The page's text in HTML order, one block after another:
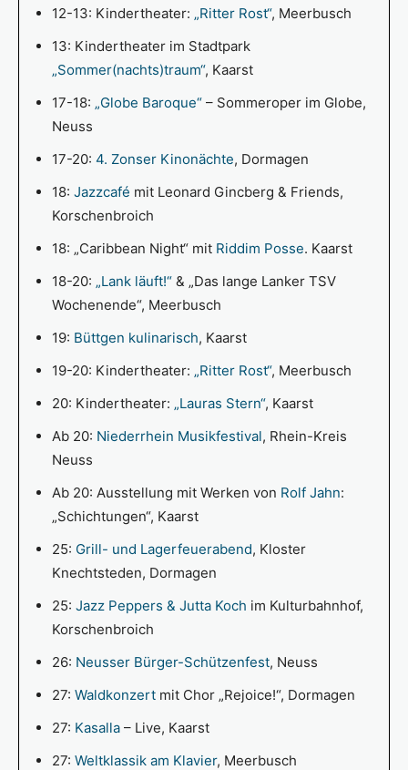
12-13: Kindertheater: „Ritter Rost“, Meerbusch
13: Kindertheater im Stadtpark
„Sommer(nachts)traum“, Kaarst
17-18: „Globe Baroque“ – Sommeroper im Globe,
Neuss
17-20: 4. Zonser Kinonächte, Dormagen
18: Jazzcafé mit Leonard Gincberg & Friends,
Korschenbroich
18: „Caribbean Night“ mit Riddim Posse. Kaarst
18-20: „Lank läuft!“ & „Das lange Lanker TSV
Wochenende“, Meerbusch
19: Büttgen kulinarisch, Kaarst
19-20: Kindertheater: „Ritter Rost“, Meerbusch
20: Kindertheater: „Lauras Stern“, Kaarst
Ab 20: Niederrhein Musikfestival, Rhein-Kreis
Neuss
Ab 20: Ausstellung mit Werken von Rolf Jahn:
„Schichtungen“, Kaarst
25: Grill- und Lagerfeuerabend, Kloster
Knechtsteden, Dormagen
25: Jazz Peppers & Jutta Koch im Kulturbahnhof,
Korschenbroich
26: Neusser Bürger-Schützenfest, Neuss
27: Waldkonzert mit Chor „Rejoice!“, Dormagen
27: Kasalla – Live, Kaarst
27: Weltklassik am Klavier, Meerbusch